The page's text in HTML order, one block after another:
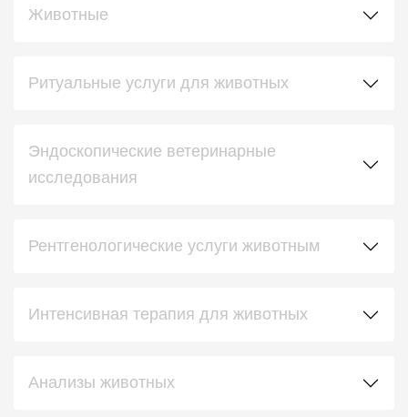
Животные
Ритуальные услуги для животных
Эндоскопические ветеринарные
исследования
Рентгенологические услуги животным
Интенсивная терапия для животных
Анализы животных